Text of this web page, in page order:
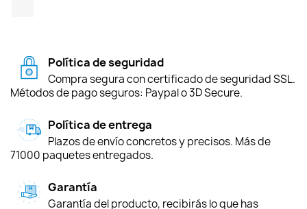
Política de seguridad
Compra segura con certificado de seguridad SSL.
Métodos de pago seguros: Paypal o 3D Secure.
Política de entrega
Plazos de envío concretos y precisos. Más de
71000 paquetes entregados.
Garantía
Garantía del producto, recibirás lo que has